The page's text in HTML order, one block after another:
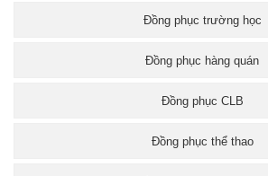
Đồng phục trường học
Đồng phục hàng quán
Đồng phục CLB
Đồng phục thể thao